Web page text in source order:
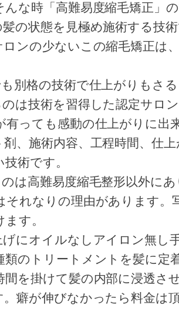
んな時「高難易度縮毛矯正」
の状態を見極め施術する技術
ンの少ないこの縮毛矯正は、
別格の技術で仕上がりもさる
は技術を習得した認定サロン
っても感動の仕上がりに出
剤、施術内容、工程時間、仕
術です。
は高難易度縮毛整形以外にあ
れなりの理由があります。
ます。
にオイルなしアイロン無し
類のトリートメントを髪に定
を掛けて髪の内部に浸透さ
。癖が伸びなかったら料金は